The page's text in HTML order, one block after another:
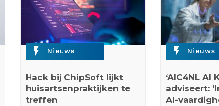
flash_on Nieuws
Hack bij ChipSoft lijkt
huisartsenpraktijken te
treffen
flash_on Nieuws
‘AIC4NL AI
adviseert:
AI-